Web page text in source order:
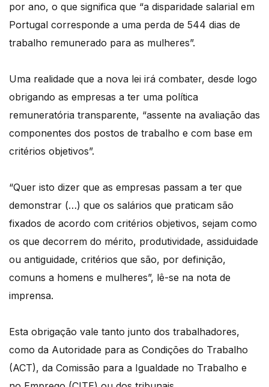
por ano, o que significa que “a disparidade salarial em
Portugal corresponde a uma perda de 544 dias de
trabalho remunerado para as mulheres”.
Uma realidade que a nova lei irá combater, desde logo
obrigando as empresas a ter uma política
remuneratória transparente, “assente na avaliação das
componentes dos postos de trabalho e com base em
critérios objetivos”.
“Quer isto dizer que as empresas passam a ter que
demonstrar (…) que os salários que praticam são
fixados de acordo com critérios objetivos, sejam como
os que decorrem do mérito, produtividade, assiduidade
ou antiguidade, critérios que são, por definição,
comuns a homens e mulheres”, lê-se na nota de
imprensa.
Esta obrigação vale tanto junto dos trabalhadores,
como da Autoridade para as Condições do Trabalho
(ACT), da Comissão para a Igualdade no Trabalho e